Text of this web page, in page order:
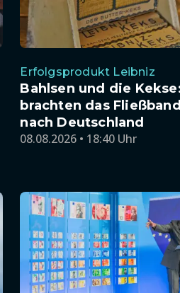
Erfolgsprodukt Leibniz
Bahlsen und die
brachten das Fließband
nach Deutschland
08.08.2026 • 18:40 Uhr